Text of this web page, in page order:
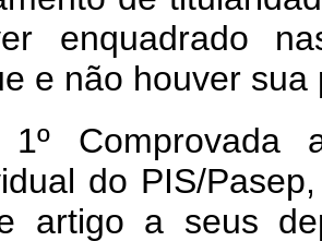
enquadrado
e não houver
1º Comprovada
do PIS/
artigo a seus